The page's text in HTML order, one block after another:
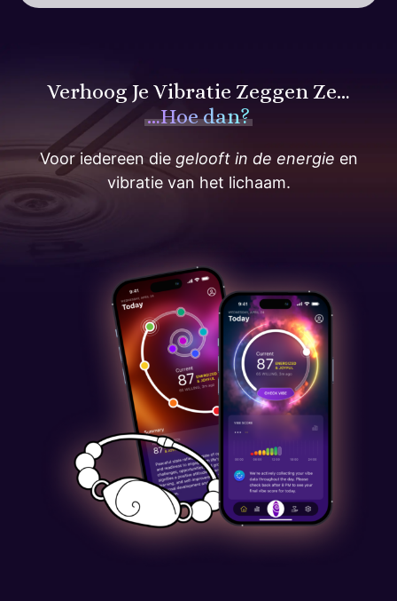
Verhoog Je Vibratie Zeggen Ze…
…Hoe dan?
Voor iedereen die gelooft in de energie en
vibratie van het lichaam.